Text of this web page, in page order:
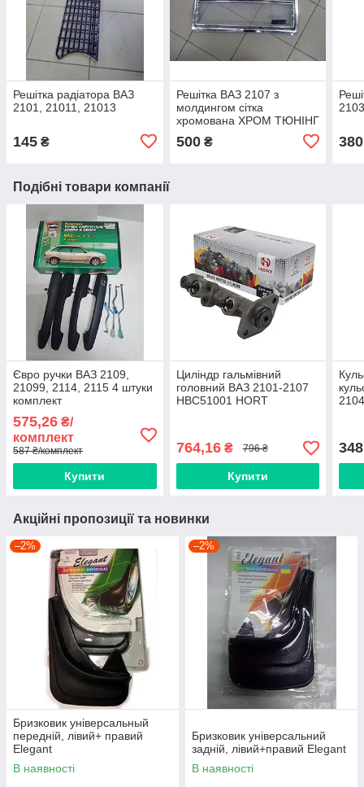
Решітка радіатора ВАЗ
2101, 21011, 21013
145 ₴
Решітка ВАЗ 2107 з
молдингом сітка
хромована ХРОМ ТЮНІНГ
500₴ 380
Подібні товари компанії
Євро ручки ВАЗ 2109,
21099, 2114, 2115 4 штуки
комплект
575,26 ₴/
комплект
587 ₴/комплект
Купити
Циліндр гальмівний
головний ВАЗ 2101-2107
HBC51001 HORT
764,16₴ 796 ₴
Купити
348
Акційні пропозиції та новинки
–2%
Бризковик універсальный
передній, лівий+ правий
Elegant
В наявності
–2%
Бризковик універсальний
задній, лівий+правий Elegant
В наявності